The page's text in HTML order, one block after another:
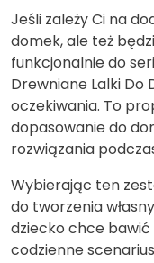
Jeśli zależy Ci na
domek, ale też
funkcjonalnie do
Drewniane Lalki Do
oczekiwania. To
dopasowanie do
rozwiązania
Wybierając ten
do tworzenia
dziecko chce
codzienne